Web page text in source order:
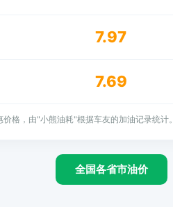
7.97
7.69
格，由"小熊油耗"根据车友的加油记录统计。
全国各省市油价